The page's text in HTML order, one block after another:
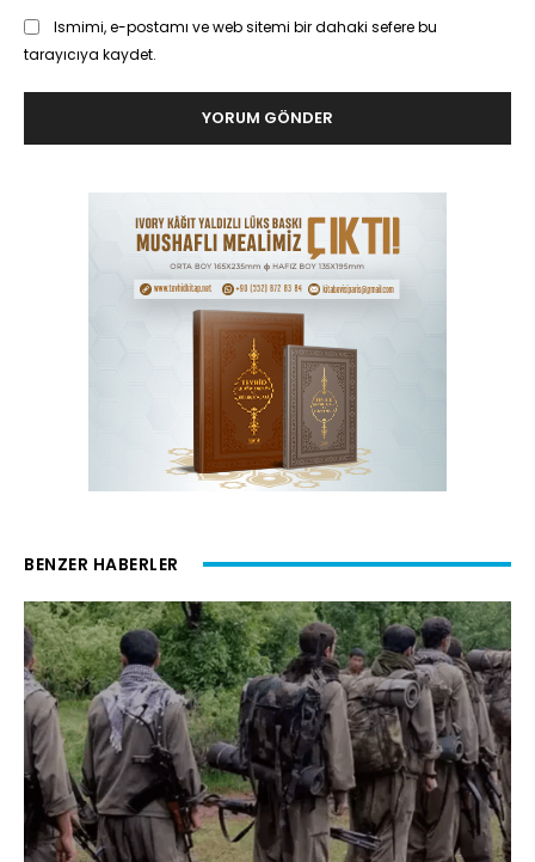
Ismimi, e-postamı ve web sitemi bir dahaki sefere bu
tarayıcıya kaydet.
BENZER HABERLER